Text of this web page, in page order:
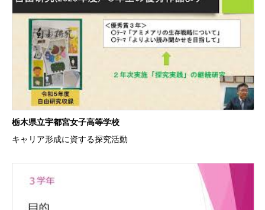
栃木県立宇都宮女子高等学校
キャリア形成に資する探究活動